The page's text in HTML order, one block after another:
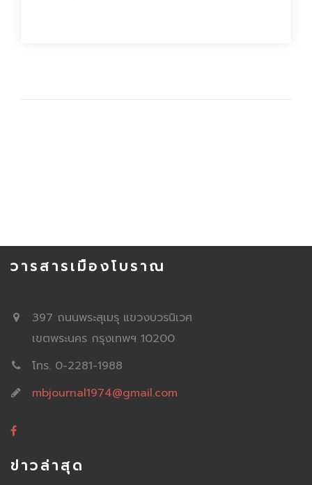
วารสารเมืองโบราณ
397 ถนนพระสุเมรุ แขวงบวรนิเวศ
เขตพระนคร กรุงเทพฯ 10200
โทร. 0-2281-1988
mbjournal1974@gmail.com
ข่าวล่าสุด